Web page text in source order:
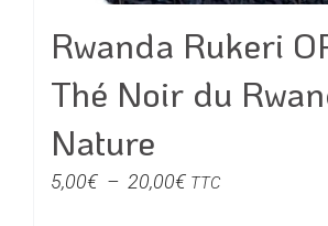
du
produit
Rwanda Rukeri
Thé Noir du
Nature
5,00€ – 20,00€Plage
TTC